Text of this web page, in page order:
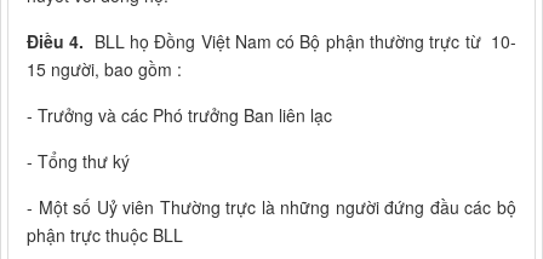
Điều 4. BLL họ Đồng Việt Nam có Bộ phận thường trực từ 10-
15 người, bao gồm :
- Trưởng và các Phó trưởng Ban liên lạc
- Tổng thư ký
- Một số Uỷ viên Thường trực là những người đứng đầu các bộ
phận trực thuộc BLL